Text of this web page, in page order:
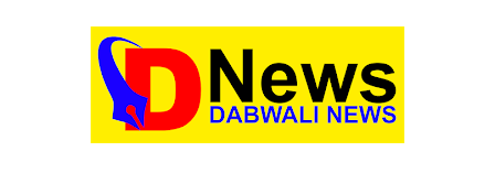
ABOUT US
INSTAGRAM